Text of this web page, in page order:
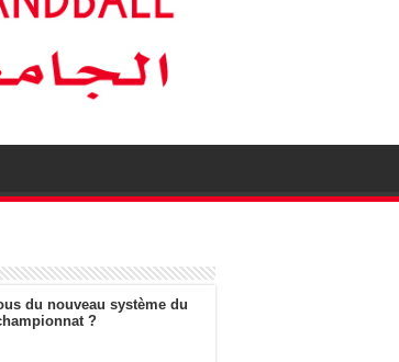
du nouveau système du
?